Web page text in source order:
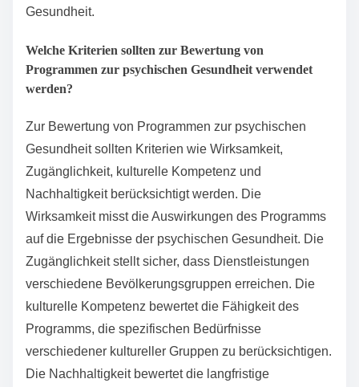
Gesundheit.
Welche Kriterien sollten zur Bewertung von
Programmen zur psychischen Gesundheit verwendet
werden?
Zur Bewertung von Programmen zur psychischen
Gesundheit sollten Kriterien wie Wirksamkeit,
Zugänglichkeit, kulturelle Kompetenz und
Nachhaltigkeit berücksichtigt werden. Die
Wirksamkeit misst die Auswirkungen des Programms
auf die Ergebnisse der psychischen Gesundheit. Die
Zugänglichkeit stellt sicher, dass Dienstleistungen
verschiedene Bevölkerungsgruppen erreichen. Die
kulturelle Kompetenz bewertet die Fähigkeit des
Programms, die spezifischen Bedürfnisse
verschiedener kultureller Gruppen zu berücksichtigen.
Die Nachhaltigkeit bewertet die langfristige